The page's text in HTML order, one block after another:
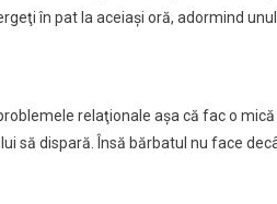
în pat la aceiaşi oră, adormind
relaţionale aşa că fac o
să dispară. Însă bărbatul nu face